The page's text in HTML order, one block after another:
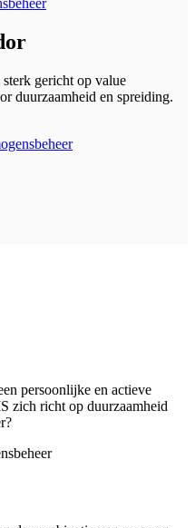
sterk gericht op value
duurzaamheid en spreiding.
persoonlijke en actieve
zich richt op duurzaamheid